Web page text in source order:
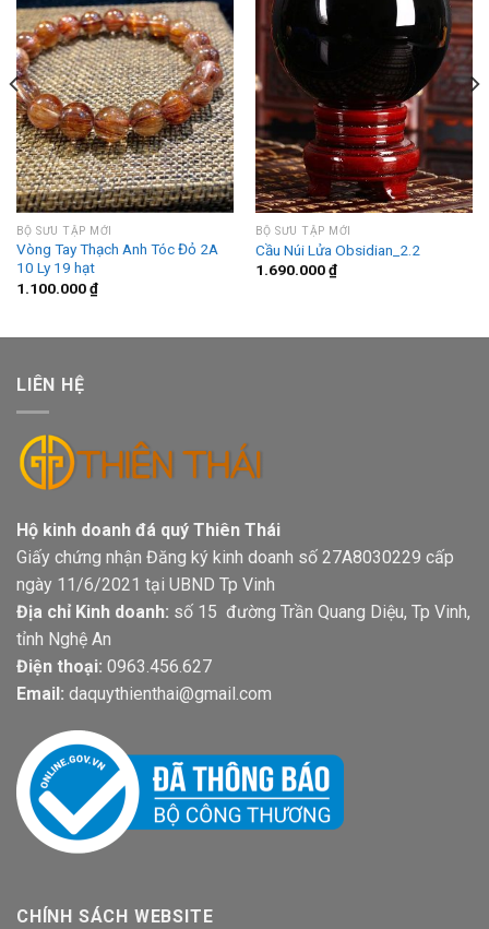
BỘ SƯU TẬP MỚI
Vòng Tay Thạch Anh Tóc Đỏ 2A
10 Ly 19 hạt
1.100.000₫
BỘ SƯU TẬP MỚI
Cầu Núi Lửa Obsidian_2.2
1.690.000₫
LIÊN HỆ
Hộ kinh doanh đá quý Thiên Thái
Giấy chứng nhận Đăng ký kinh doanh số 27A8030229 cấp
ngày 11/6/2021 tại UBND Tp Vinh
Địa chỉ Kinh doanh: số 15 đường Trần Quang Diệu, Tp Vinh,
tỉnh Nghệ An
Điện thoại: 0963.456.627
Email: daquythienthai@gmail.com
CHÍNH SÁCH WEBSITE